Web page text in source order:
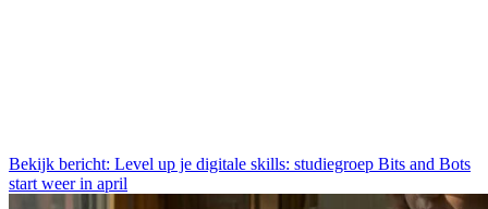
Bekijk bericht: Level up je digitale skills: studiegroep Bits and Bots
start weer in april